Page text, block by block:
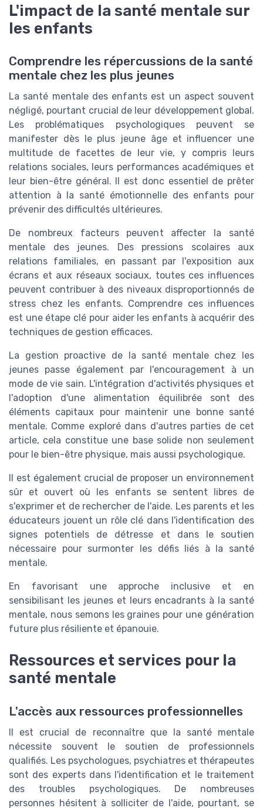
L'impact de la santé mentale sur
les enfants
Comprendre les répercussions de la santé
mentale chez les plus jeunes
La santé mentale des enfants est un aspect souvent
négligé, pourtant crucial de leur développement global.
Les problématiques psychologiques peuvent se
manifester dès le plus jeune âge et influencer une
multitude de facettes de leur vie, y compris leurs
relations sociales, leurs performances académiques et
leur bien-être général. Il est donc essentiel de prêter
attention à la santé émotionnelle des enfants pour
prévenir des difficultés ultérieures.
De nombreux facteurs peuvent affecter la santé
mentale des jeunes. Des pressions scolaires aux
relations familiales, en passant par l'exposition aux
écrans et aux réseaux sociaux, toutes ces influences
peuvent contribuer à des niveaux disproportionnés de
stress chez les enfants. Comprendre ces influences
est une étape clé pour aider les enfants à acquérir des
techniques de gestion efficaces.
La gestion proactive de la santé mentale chez les
jeunes passe également par l'encouragement à un
mode de vie sain. L'intégration d'activités physiques et
l'adoption d'une alimentation équilibrée sont des
éléments capitaux pour maintenir une bonne santé
mentale. Comme exploré dans d'autres parties de cet
article, cela constitue une base solide non seulement
pour le bien-être physique, mais aussi psychologique.
Il est également crucial de proposer un environnement
sûr et ouvert où les enfants se sentent libres de
s'exprimer et de rechercher de l'aide. Les parents et les
éducateurs jouent un rôle clé dans l'identification des
signes potentiels de détresse et dans le soutien
nécessaire pour surmonter les défis liés à la santé
mentale.
En favorisant une approche inclusive et en
sensibilisant les jeunes et leurs encadrants à la santé
mentale, nous semons les graines pour une génération
future plus résiliente et épanouie.
Ressources et services pour la
santé mentale
L'accès aux ressources professionnelles
Il est crucial de reconnaître que la santé mentale
nécessite souvent le soutien de professionnels
qualifiés. Les psychologues, psychiatres et thérapeutes
sont des experts dans l'identification et le traitement
des troubles psychologiques. De nombreuses
personnes hésitent à solliciter de l'aide, pourtant, se